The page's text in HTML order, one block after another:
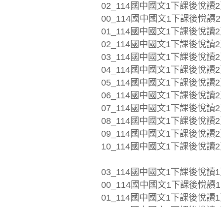
02_114國中國文1下課後悅讀
00_114國中國文1下課後悅讀
01_114國中國文1下課後悅讀
02_114國中國文1下課後悅讀
03_114國中國文1下課後悅讀
04_114國中國文1下課後悅讀
05_114國中國文1下課後悅讀
06_114國中國文1下課後悅讀
07_114國中國文1下課後悅讀
08_114國中國文1下課後悅讀
09_114國中國文1下課後悅讀
10_114國中國文1下課後悅讀
03_114國中國文1下課後悅讀
00_114國中國文1下課後悅讀
01_114國中國文1下課後悅讀